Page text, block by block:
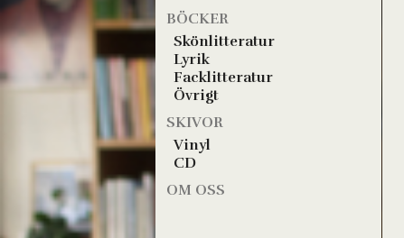
BÖCKER
Skönlitteratur
Lyrik
Facklitteratur
Övrigt
SKIVOR
Vinyl
CD
OM OSS